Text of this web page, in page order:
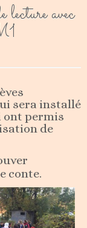
avec
sera installé
ont permis
de
conte.